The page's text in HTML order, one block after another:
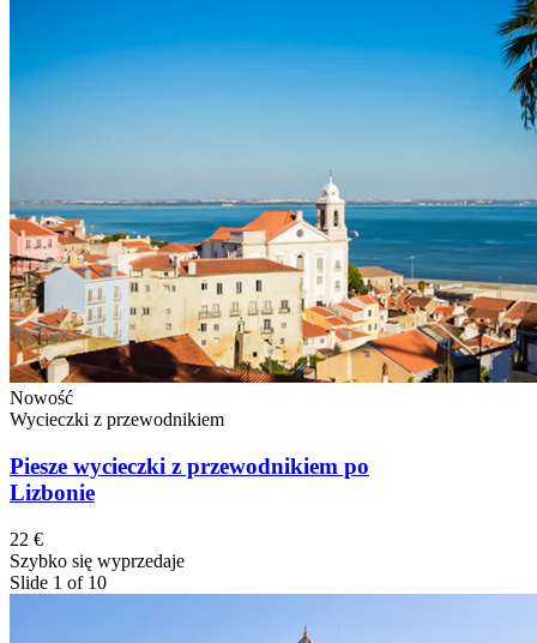
Nowość
Wycieczki z przewodnikiem
Piesze wycieczki z przewodnikiem po
Lizbonie
22 €
Szybko się wyprzedaje
Slide 1 of 10